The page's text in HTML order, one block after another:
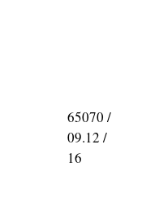
65070 /
09.12 /
16